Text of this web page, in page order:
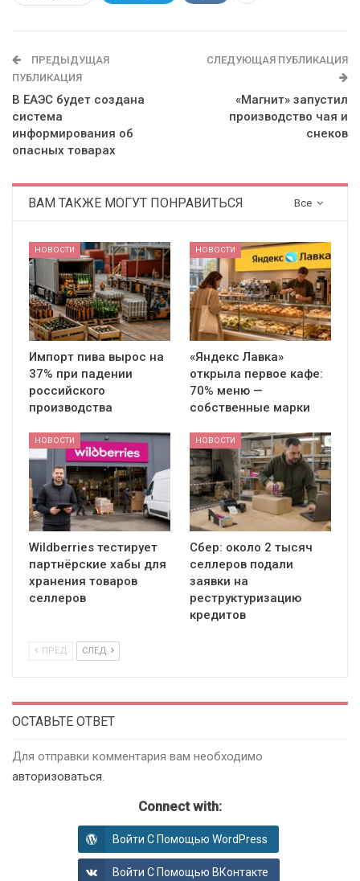
ПРЕДЫДУЩАЯ
ПУБЛИКАЦИЯ
В ЕАЭС будет создана
система
информирования об
опасных товарах
СЛЕДУЮЩАЯ ПУБЛИКАЦИЯ
«Магнит» запустил
производство чая и
снеков
Все
ВАМ ТАКЖЕ МОГУТ ПОНРАВИТЬСЯ
НОВОСТИ
Импорт пива вырос на
37% при падении
российского
производства
НОВОСТИ
«Яндекс Лавка»
открыла первое кафе:
70% меню —
собственные марки
НОВОСТИ
Wildberries тестирует
партнёрские хабы для
хранения товаров
селлеров
НОВОСТИ
Сбер: около 2 тысяч
селлеров подали
заявки на
реструктуризацию
кредитов
ПРЕД СЛЕД
ОСТАВЬТЕ ОТВЕТ
Для отправки комментария вам необходимо
авторизоваться.
Connect with:
Войти С Помощью WordPress
Войти С Помощью ВКонтакте